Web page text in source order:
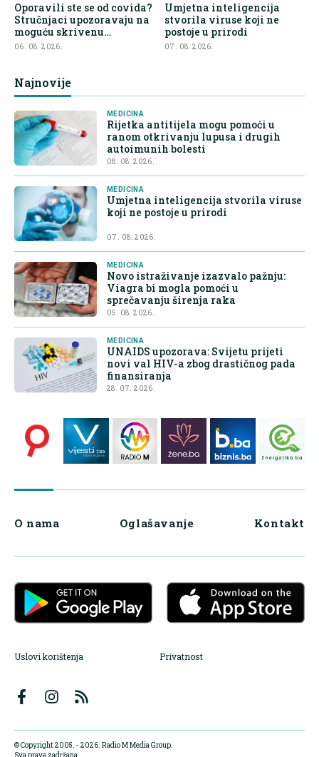
Oporavili ste se od covida?
Stručnjaci upozoravaju na
moguću skrivenu
posljedicu
06. 08. 2026.
Umjetna inteligencija
stvorila viruse koji ne
postoje u prirodi
07. 08. 2026.
Najnovije
MEDICINA
Rijetka antitijela mogu pomoći u
ranom otkrivanju lupusa i drugih
autoimunih bolesti
08. 08. 2026.
MEDICINA
Umjetna inteligencija stvorila viruse
koji ne postoje u prirodi
07. 08. 2026.
MEDICINA
Novo istraživanje izazvalo pažnju:
Viagra bi mogla pomoći u
sprečavanju širenja raka
05. 08. 2026.
MEDICINA
UNAIDS upozorava: Svijetu prijeti
novi val HIV-a zbog drastičnog pada
finansiranja
28. 07. 2026.
O nama Oglašavanje Kontakt
Uslovi korištenja Privatnost
© Copyright 2005. - 2026. Radio M Media Group.
Sva prava zadržana.